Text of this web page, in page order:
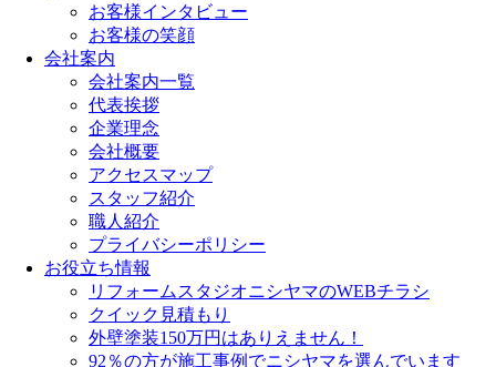
お客様インタビュー
お客様の笑顔
会社案内
会社案内一覧
代表挨拶
企業理念
会社概要
アクセスマップ
スタッフ紹介
職人紹介
プライバシーポリシー
お役立ち情報
リフォームスタジオニシヤマのWEBチラシ
クイック見積もり
外壁塗装150万円はありえません！
92％の方が施工事例でニシヤマを選んでいます